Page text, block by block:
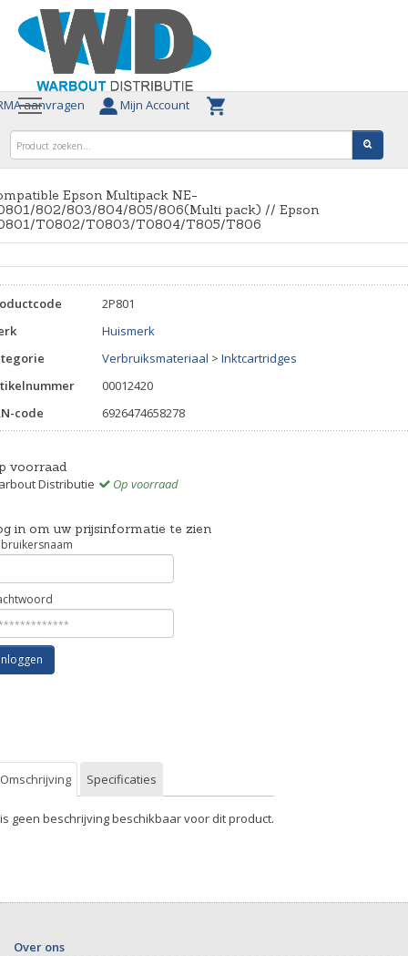
aanvragen Mijn Account
Epson Multipack NE-
802/803/804/805/806(Multi pack) // Epson
T0802/T0803/T0804/T805/T806
2P801
Huismerk
Verbruiksmateriaal > Inktcartridges
00012420
code
6926474658278
voorraad
Distributie
Op voorraad
in om uw prijsinformatie te zien
Omschrijving Specificaties
geen beschrijving beschikbaar voor dit product.
Over ons